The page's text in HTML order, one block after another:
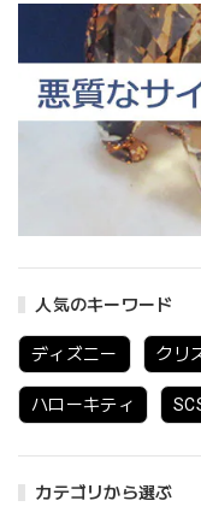
人気のキーワード
ディズニー クリ
ハローキティ
カテゴリから選ぶ